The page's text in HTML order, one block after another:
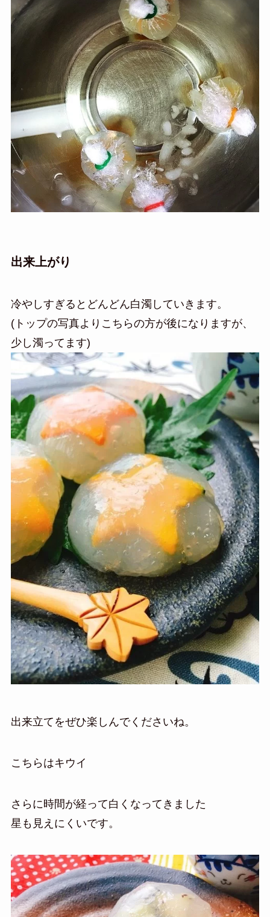
出来上がり
冷やしすぎるとどんどん白濁していきます。
(トップの写真よりこちらの方が後になりますが、
少し濁ってます)
出来立てをぜひ楽しんでくださいね。
こちらはキウイ
さらに時間が経って白くなってきました
星も見えにくいです。